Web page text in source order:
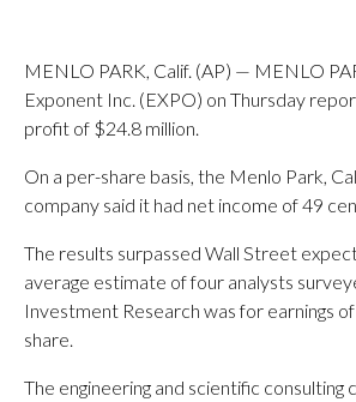
MENLO PARK, Calif. (AP) — MENLO
Exponent Inc. (EXPO) on Thursday
profit of $24.8 million.
On a per-share basis, the Menlo Park,
company said it had net income of 49
The results surpassed Wall Street
average estimate of four analysts
Investment Research was for earnings
share.
The engineering and scientific consulting